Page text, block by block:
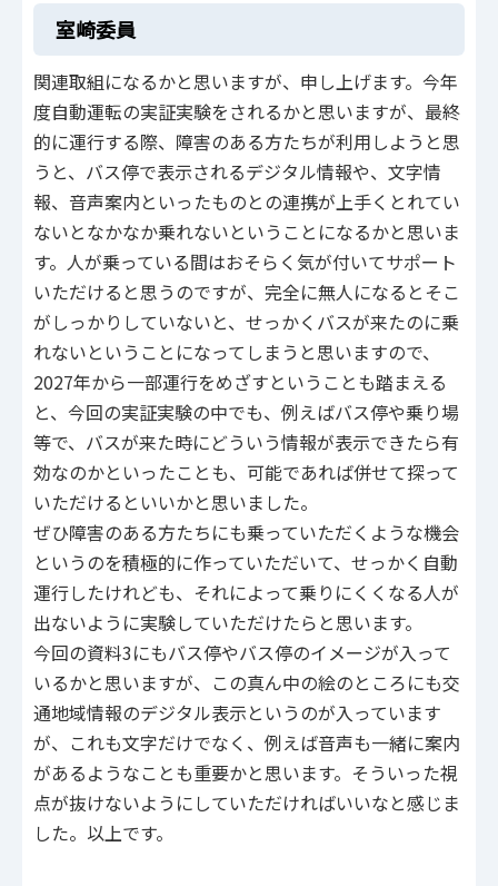
室崎委員
関連取組になるかと思いますが、申し上げます。今年
度自動運転の実証実験をされるかと思いますが、最終
的に運行する際、障害のある方たちが利用しようと思
うと、バス停で表示されるデジタル情報や、文字情
報、音声案内といったものとの連携が上手くとれてい
ないとなかなか乗れないということになるかと思いま
す。人が乗っている間はおそらく気が付いてサポート
いただけると思うのですが、完全に無人になるとそこ
がしっかりしていないと、せっかくバスが来たのに乗
れないということになってしまうと思いますので、
2027年から一部運行をめざすということも踏まえる
と、今回の実証実験の中でも、例えばバス停や乗り場
等で、バスが来た時にどういう情報が表示できたら有
効なのかといったことも、可能であれば併せて探って
いただけるといいかと思いました。
ぜひ障害のある方たちにも乗っていただくような機会
というのを積極的に作っていただいて、せっかく自動
運行したけれども、それによって乗りにくくなる人が
出ないように実験していただけたらと思います。
今回の資料3にもバス停やバス停のイメージが入って
いるかと思いますが、この真ん中の絵のところにも交
通地域情報のデジタル表示というのが入っています
が、これも文字だけでなく、例えば音声も一緒に案内
があるようなことも重要かと思います。そういった視
点が抜けないようにしていただければいいなと感じま
した。以上です。